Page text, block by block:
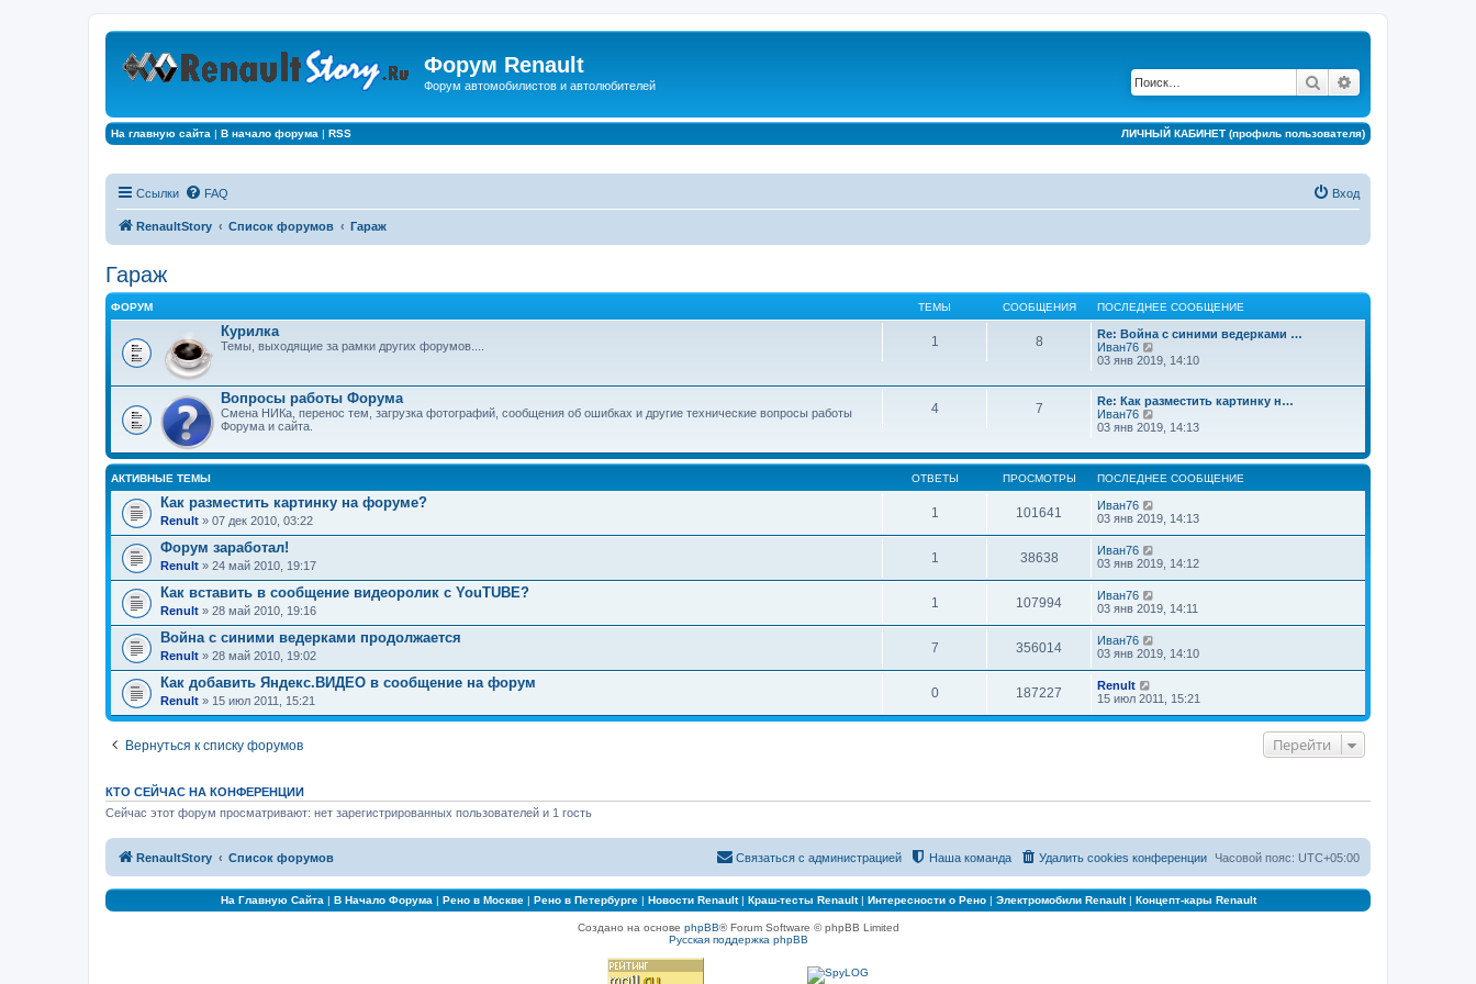
Форум Renault
Форум автомобилистов и автолюбителей Поиск
На главную сайта | В начало форума | RSS ЛИЧНЫЙ КАБИНЕТ (профиль пользователя)
Ссылки FAQ Вход
RenaultStory Список форумов Гараж
Гараж
ФОРУМ ТЕМЫ СООБЩЕНИЯ ПОСЛЕДНЕЕ СООБЩЕНИЕ
Курилка
Темы, выходящие за рамки других форумов.... 1 8
Re: Война с синими ведерками …
Иван76
е
е
й
и
п
о
с
л
д
м
у
с
о
б
е
н
и
03 янв 2019, 14:10
Вопросы работы Форума
Смена НИКа, перенос тем, загрузка фотографий, сообщения об ошибках и другие технические вопросы работы
Форума и сайта.
4 7
Re: Как разместить картинку н…
Иван76
е
е
й
т
и
п
л
е
д
е
м
с
щ
е
03 янв 2019, 14:13
АКТИВНЫЕ ТЕМЫ ОТВЕТЫ ПРОСМОТРЫ ПОСЛЕДНЕЕ СООБЩЕНИЕ
Как разместить картинку на форуме?
Renult » 07 дек 2010, 03:22
1 101641
Иван76
03 янв 2019, 14:13
Форум заработал!
Renult » 24 май 2010, 19:17
1 38638
Иван76
03 янв 2019, 14:12
Как вставить в сообщение видеоролик с YouTUBE?
Renult » 28 май 2010, 19:16
1 107994
Иван76
03 янв 2019, 14:11
Война с синими ведерками продолжается
Renult » 28 май 2010, 19:02
7 356014
Иван76
03 янв 2019, 14:10
Как добавить Яндекс.ВИДЕО в сообщение на форум
Renult » 15 июл 2011, 15:21
0 187227
Renult
15 июл 2011, 15:21
Вернуться к списку форумов Перейти
КТО СЕЙЧАС НА КОНФЕРЕНЦИИ
Сейчас этот форум просматривают: нет зарегистрированных пользователей и 1 гость
RenaultStory Список форумов Часовой пояс: UTC+05:00
Удалить cookies конференции
Наша команда
Связаться с администрацией
На Главную Сайта | В Начало Форума | Рено в Москве| Рено в Петербурге| Новости Renault| Краш-тесты Renault| Интересности о Рено| Электромобили Renault| Концепт-кары Renault
Создано на основе phpBB® Forum Software © phpBB Limited
Русская поддержка phpBB